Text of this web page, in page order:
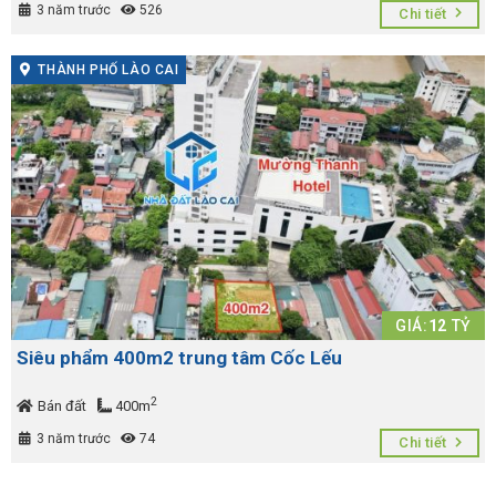
3 năm trước 526 Chi tiết
THÀNH PHỐ LÀO CAI
GIÁ:12 TỶ
Siêu phẩm 400m2 trung tâm Cốc Lếu
Bán đất 400m2
3 năm trước 74 Chi tiết